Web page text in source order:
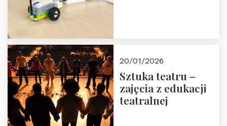
20/01/2026
Sztuka teatru –
zajęcia z edukacji
teatralnej